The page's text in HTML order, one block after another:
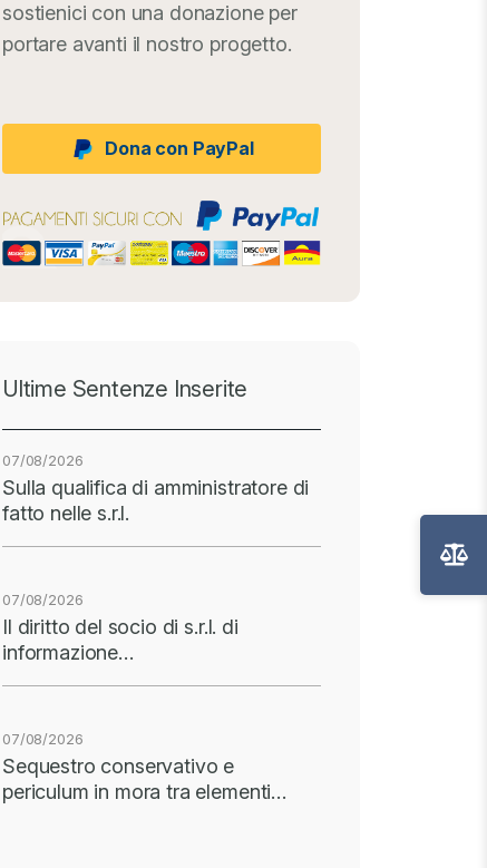
sostienici con una donazione per
portare avanti il nostro progetto.
Dona con PayPal
Ultime Sentenze Inserite
07/08/2026
Sulla qualifica di amministratore di
fatto nelle s.r.l.
07/08/2026
Il diritto del socio di s.r.l. di
informazione…
07/08/2026
Sequestro conservativo e
periculum in mora tra elementi…